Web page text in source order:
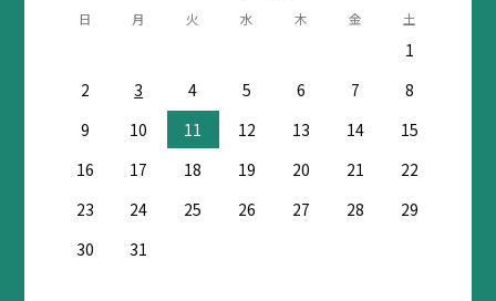
日 月 火 水 木 金 土
1
2
3 4 5 6 7
8
9
10 11 12 13 14
15
16
17 18 19 20 21
22
23
24 25 26 27 28
29
30
31